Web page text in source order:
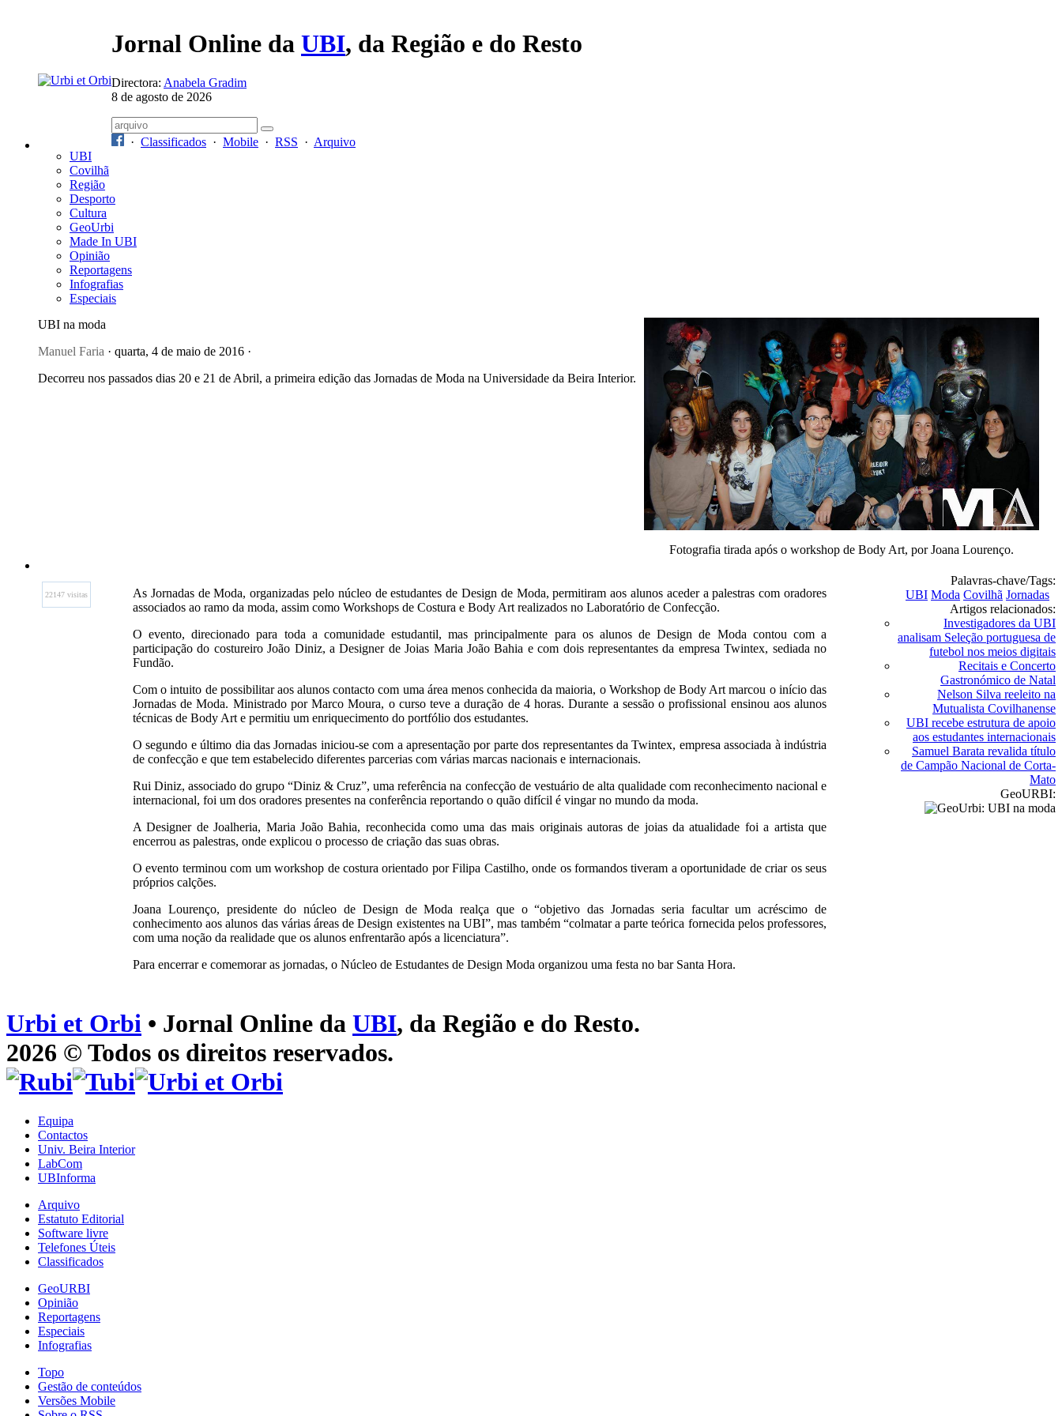
Jornal Online da UBI, da Região e do Resto
Directora: Anabela Gradim
8 de agosto de 2026
· Classificados · Mobile · RSS · Arquivo
UBI
Covilhã
Região
Desporto
Cultura
GeoUrbi
Made In UBI
Opinião
Reportagens
Infografias
Especiais
UBI na moda
Manuel Faria · quarta, 4 de maio de 2016 ·
Decorreu nos passados dias 20 e 21 de Abril, a primeira edição das Jornadas de Moda na Universidade da Beira Interior.
Fotografia tirada após o workshop de Body Art, por Joana Lourenço.
22147 visitas
As Jornadas de Moda, organizadas pelo núcleo de estudantes de Design de Moda, permitiram aos alunos aceder a palestras com oradores
associados ao ramo da moda, assim como Workshops de Costura e Body Art realizados no Laboratório de Confecção.
O evento, direcionado para toda a comunidade estudantil, mas principalmente para os alunos de Design de Moda contou com a
participação do costureiro João Diniz, a Designer de Joias Maria João Bahia e com dois representantes da empresa Twintex, sediada no
Fundão.
Com o intuito de possibilitar aos alunos contacto com uma área menos conhecida da maioria, o Workshop de Body Art marcou o início das
Jornadas de Moda. Ministrado por Marco Moura, o curso teve a duração de 4 horas. Durante a sessão o profissional ensinou aos alunos
técnicas de Body Art e permitiu um enriquecimento do portfólio dos estudantes.
O segundo e último dia das Jornadas iniciou-se com a apresentação por parte dos representantes da Twintex, empresa associada à indústria
de confecção e que tem estabelecido diferentes parcerias com várias marcas nacionais e internacionais.
Rui Diniz, associado do grupo “Diniz & Cruz”, uma referência na confecção de vestuário de alta qualidade com reconhecimento nacional e
internacional, foi um dos oradores presentes na conferência reportando o quão difícil é vingar no mundo da moda.
A Designer de Joalheria, Maria João Bahia, reconhecida como uma das mais originais autoras de joias da atualidade foi a artista que
encerrou as palestras, onde explicou o processo de criação das suas obras.
O evento terminou com um workshop de costura orientado por Filipa Castilho, onde os formandos tiveram a oportunidade de criar os seus
próprios calções.
Joana Lourenço, presidente do núcleo de Design de Moda realça que o “objetivo das Jornadas seria facultar um acréscimo de
conhecimento aos alunos das várias áreas de Design existentes na UBI”, mas também “colmatar a parte teórica fornecida pelos professores,
com uma noção da realidade que os alunos enfrentarão após a licenciatura”.
Para encerrar e comemorar as jornadas, o Núcleo de Estudantes de Design Moda organizou uma festa no bar Santa Hora.
Palavras-chave/Tags:
UBI Moda Covilhã Jornadas
Artigos relacionados:
Investigadores da UBI
analisam Seleção portuguesa de
futebol nos meios digitais
Recitais e Concerto
Gastronómico de Natal
Nelson Silva reeleito na
Mutualista Covilhanense
UBI recebe estrutura de apoio
aos estudantes internacionais
Samuel Barata revalida título
de Campão Nacional de Corta-
Mato
GeoURBI:
Urbi et Orbi • Jornal Online da UBI, da Região e do Resto.
2026 © Todos os direitos reservados.
Equipa
Contactos
Univ. Beira Interior
LabCom
UBInforma
Arquivo
Estatuto Editorial
Software livre
Telefones Úteis
Classificados
GeoURBI
Opinião
Reportagens
Especiais
Infografias
Topo
Gestão de conteúdos
Versões Mobile